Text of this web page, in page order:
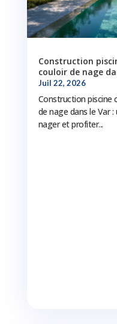
Construction
couloir de nage
Juil 22, 2026
Construction piscine
de nage dans le Var
nager et profiter...